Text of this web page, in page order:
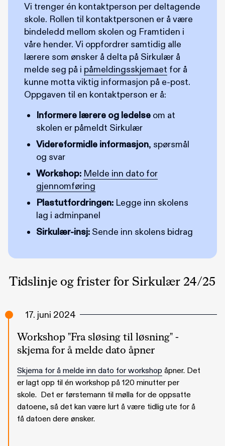
Vi trenger én kontaktperson per deltagende
skole. Rollen til kontaktpersonen er å være
bindeledd mellom skolen og Framtiden i
våre hender. Vi oppfordrer samtidig alle
lærere som ønsker å delta på Sirkulær å
melde seg på i påmeldingsskjemaet for å
kunne motta viktig informasjon på e-post.
Oppgaven til en kontaktperson er å:
Informere lærere og ledelse om at
skolen er påmeldt Sirkulær
Videreformidle informasjon, spørsmål
og svar
Workshop: Melde inn dato for
gjennomføring
Plastutfordringen: Legge inn skolens
lag i adminpanel
Sirkulær-insj: Sende inn skolens bidrag
Tidslinje og frister for Sirkulær 24/25
17. juni 2024
Workshop "Fra sløsing til løsning" -
skjema for å melde dato åpner
Skjema for å melde inn dato for workshop åpner. Det
er lagt opp til én workshop på 120 minutter per
skole. Det er førstemann til mølla for de oppsatte
datoene, så det kan være lurt å være tidlig ute for å
få datoen dere ønsker.